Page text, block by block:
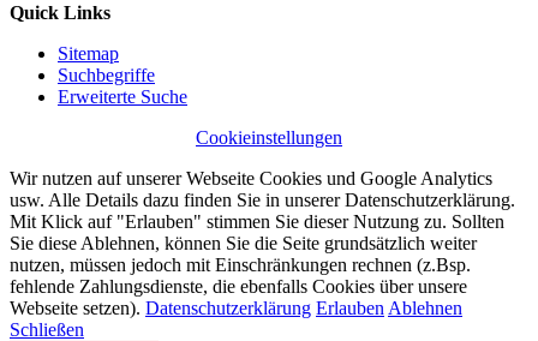
Quick Links
Sitemap
Suchbegriffe
Erweiterte Suche
Cookieinstellungen
Wir nutzen auf unserer Webseite Cookies und Google Analytics
usw. Alle Details dazu finden Sie in unserer Datenschutzerklärung.
Mit Klick auf "Erlauben" stimmen Sie dieser Nutzung zu. Sollten
Sie diese Ablehnen, können Sie die Seite grundsätzlich weiter
nutzen, müssen jedoch mit Einschränkungen rechnen (z.Bsp.
fehlende Zahlungsdienste, die ebenfalls Cookies über unsere
Webseite setzen). Datenschutzerklärung Erlauben Ablehnen
Schließen